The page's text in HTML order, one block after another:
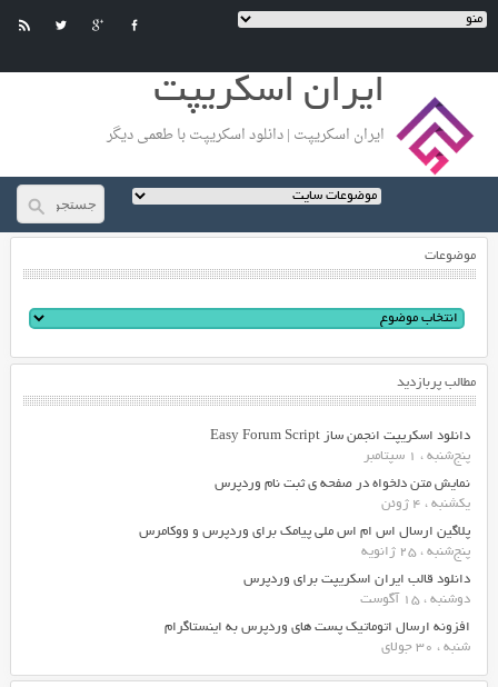
ایران اسکریپت
ایران اسکریپت | دانلود اسکریپت با طعمی دیگر
موضوعات
مطالب پربازدید
دانلود اسکریپت انجمن ساز Easy Forum Script
پنج‌شنبه ، 1 سپتامبر
نمایش متن دلخواه در صفحه ی ثبت نام وردپرس
یکشنبه ، 4 ژوئن
پلاگین ارسال اس ام اس ملی پیامک برای وردپرس و ووکامرس
پنج‌شنبه ، 25 ژانویه
دانلود قالب ایران اسکریپت برای وردپرس
دوشنبه ، 15 آگوست
افزونه ارسال اتوماتیک پست های وردپرس به اینستاگرام
شنبه ، 30 جولای